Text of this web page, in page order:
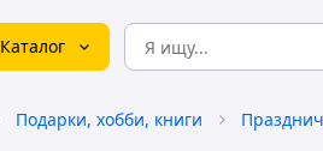
Каталог
Подарки, хобби, книги